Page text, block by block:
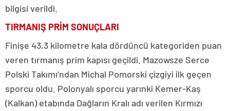
bilgisi verildi.
TIRMANIŞ PRİM SONUÇLARI
Finişe 43,3 kilometre kala dördüncü kategoriden puan
veren tırmanış prim kapısı geçildi. Mazowsze Serce
Polski Takımı’ndan Michal Pomorski çizgiyi ilk geçen
sporcu oldu. Polonyalı sporcu yarınki Kemer-Kaş
(Kalkan) etabında Dağların Kralı adı verilen Kırmızı